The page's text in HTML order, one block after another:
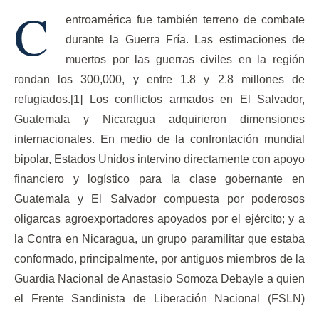
C
entroamérica fue también terreno de combate
durante la Guerra Fría. Las estimaciones de
muertos por las guerras civiles en la región
rondan los 300,000, y entre 1.8 y 2.8 millones de
refugiados.[1] Los conflictos armados en El Salvador,
Guatemala y Nicaragua adquirieron dimensiones
internacionales. En medio de la confrontación mundial
bipolar, Estados Unidos intervino directamente con apoyo
financiero y logístico para la clase gobernante en
Guatemala y El Salvador compuesta por poderosos
oligarcas agroexportadores apoyados por el ejército; y a
la Contra en Nicaragua, un grupo paramilitar que estaba
conformado, principalmente, por antiguos miembros de la
Guardia Nacional de Anastasio Somoza Debayle a quien
el Frente Sandinista de Liberación Nacional (FSLN)